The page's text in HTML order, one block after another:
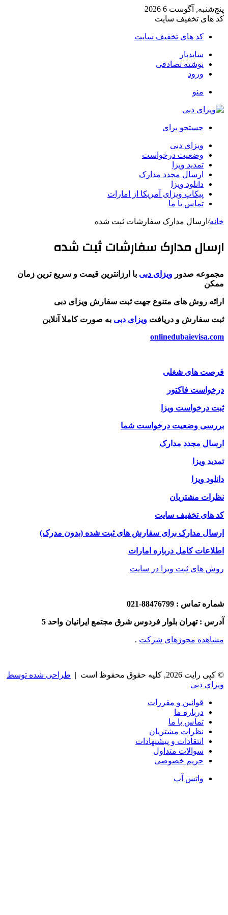
پنج‌شنبه, آگوست 6 2026
کد های تخفیف سایت
کد های تخفیف سایت
سایدبار
نوشته تصادفی
ورود
منو
جستجو برای
ویزای دبی
وضعیت درخواست
تمدید ویزا
ارسال مجدد مدارک
دانلود ویزا
پیکاپ ویزای آمریکا از امارات
تماس با ما
خانه/ ارسال مدارک سفارشات ثبت شده
ارسال مدارک سفارشات ثبت شده
مجموعه صدور ویزای دبی با ارزانترین قیمت و سریع ترین زمان
ممکن
ارائه روش های متنوع جهت ثبت سفارش ویزای دبی
ثبت سفارش و دریافت ویزای دبی به صورت کاملا آنلاین
onlinedubaievisa.com
فرصت های شغلی
درخواست فاکتور
ثبت درخواست ویزا
بررسی وضعیت درخواست شما
ارسال مجدد مدارک
تمدید ویزا
دانلود ویزا
نظرات مشتریان
کد های تخفیف سایت
ارسال مدارک برای سفارش های ثبت شده (بدون مدرک)
اطلاعات کامل درباره امارات
روش های ثبت ویزا در سایت
شماره تماس : 88476799-021
آدرس : تهران بلوار فردوس شرق مجتمع ایرانیان واحد 5
مشاهده مجوزهای شرکت .
© کپی رایت 2026, کلیه حقوق محفوظ است |
طراحی شده توسط
ویزای دبی
قوانین و مقررات
درباره ما
تماس با ما
نظرات مشتریان
انتقادات و پیشنهادات
سوالات متداول
حریم خصوصی
واتس آپ